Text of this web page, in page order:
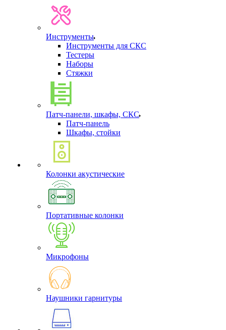
Инструменты
Инструменты для СКС
Тестеры
Наборы
Стяжки
Патч-панели, шкафы, СКС
Патч-панель
Шкафы, стойки
Колонки акустические
Портативные колонки
Микрофоны
Наушники гарнитуры